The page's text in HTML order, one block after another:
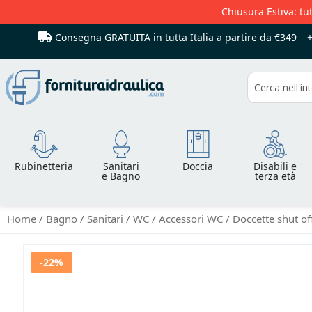
Chiusura Estiva:
Consegna GRATUITA in tutta Italia a partire da €349
Cerca
Rubinetteria Sanitari
e Bagno
Doccia Disabili e
terza età
Home Bagno Sanitari WC Accessori WC Doccette shut
Vai
-22%